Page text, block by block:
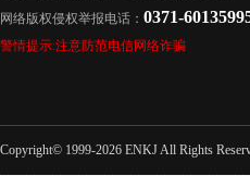
网络版权侵权举报电话： 0371-
警情提示:注意防范电信网络诈骗
Copyright© 1999-2026 ENKJ All Rights